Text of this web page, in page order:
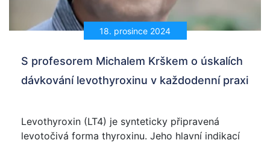
18. prosince 2024
S profesorem Michalem Krškem o úskalích
dávkování levothyroxinu v každodenní praxi
Levothyroxin (LT4) je synteticky připravená
levotočivá forma thyroxinu. Jeho hlavní indikací